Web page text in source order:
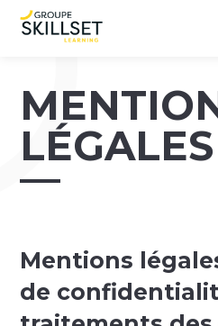
LÉGALES
Mentions
de